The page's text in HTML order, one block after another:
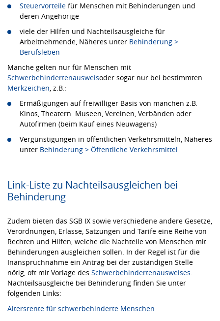
Steuervorteile für Menschen mit Behinderungen und
deren Angehörige
viele der Hilfen und Nachteilsausgleiche für
Arbeitnehmende, Näheres unter Behinderung >
Berufsleben
Manche gelten nur für Menschen mit
Schwerbehindertenausweisoder sogar nur bei bestimmten
Merkzeichen , z.B.:
Ermäßigungen auf freiwilliger Basis von manchen z.B.
Kinos, Theatern Museen, Vereinen, Verbänden oder
Autofirmen (beim Kauf eines Neuwagens)
Vergünstigungen in öffentlichen Verkehrsmitteln, Näheres
unter Behinderung > Öffentliche Verkehrsmittel
Link-Liste zu Nachteilsausgleichen bei
Behinderung
Zudem bieten das SGB IX sowie verschiedene andere Gesetze,
Verordnungen, Erlasse, Satzungen und Tarife eine Reihe von
Rechten und Hilfen, welche die Nachteile von Menschen mit
Behinderungen ausgleichen sollen. In der Regel ist für die
Inanspruchnahme ein Antrag bei der zuständigen Stelle
nötig, oft mit Vorlage des Schwerbehindertenausweises
Nachteilsausgleiche bei Behinderung finden Sie unter
folgenden Links:
Altersrente für schwerbehinderte Menschen